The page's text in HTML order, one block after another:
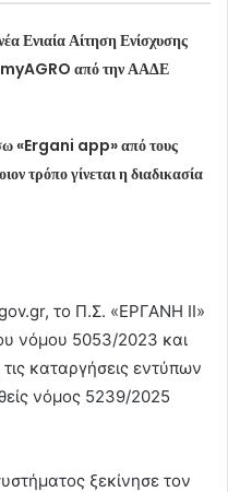
Ενιαία Αίτηση Ενίσχυσης
από την ΑΑΔΕ
«Ergani app» από τους
τρόπο γίνεται η διαδικασία
το Π.Σ. «ΕΡΓΑΝΗ ΙΙ»
νόμου 5053/2023 και
τις καταργήσεις εντύπων
νόμος 5239/2025
ξεκίνησε τον